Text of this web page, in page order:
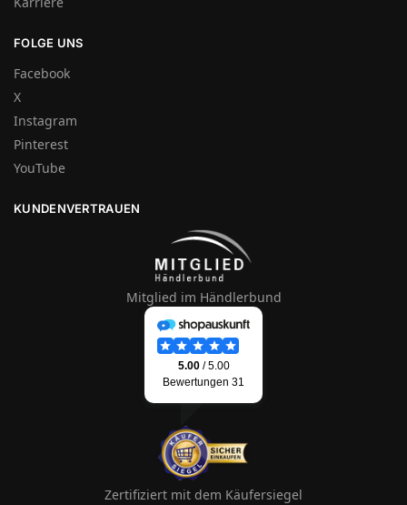
FOLGE UNS
Facebook
X
Instagram
Pinterest
YouTube
KUNDENVERTRAUEN
Mitglied im Händlerbund
Zertifiziert mit dem Käufersiegel